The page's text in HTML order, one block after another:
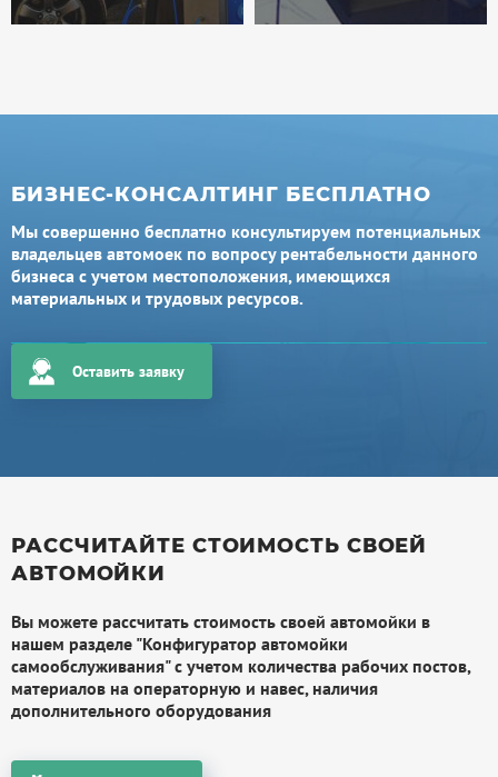
БИЗНЕС-КОНСАЛТИНГ БЕСПЛАТНО
Мы совершенно бесплатно консультируем потенциальных
владельцев автомоек по вопросу рентабельности данного
бизнеса с учетом местоположения, имеющихся
материальных и трудовых ресурсов.
Оставить заявку
РАССЧИТАЙТЕ СТОИМОСТЬ СВОЕЙ
АВТОМОЙКИ
Вы можете рассчитать стоимость своей автомойки в
нашем разделе "Конфигуратор автомойки
самообслуживания" с учетом количества рабочих постов,
материалов на операторную и навес, наличия
дополнительного оборудования